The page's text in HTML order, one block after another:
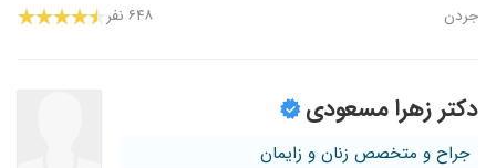
جردن ۶۴۸ نفر
دکتر زهرا مسعودی
جراح و متخصص زنان و زایمان